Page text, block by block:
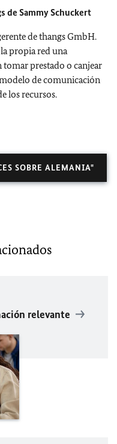
de Sammy Schuckert
de thangs GmbH.
propia red una
tomar prestado o canjear
de comunicación
los recursos.
SOBRE ALEMANIA"
relevante